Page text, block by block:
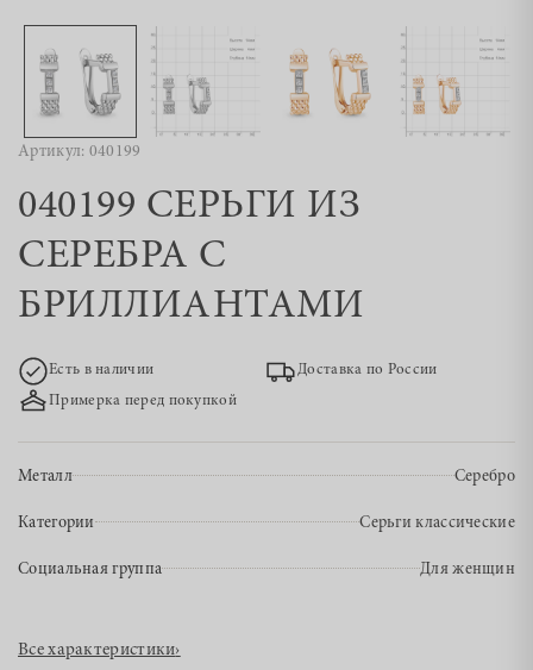
Артикул: 040199
040199 СЕРЬГИ ИЗ
СЕРЕБРА С
БРИЛЛИАНТАМИ
Есть в наличии
Доставка по России
Примерка перед покупкой
Металл Серебро
Категории Серьги классические
Социальная группа Для женщин
Все характеристики›